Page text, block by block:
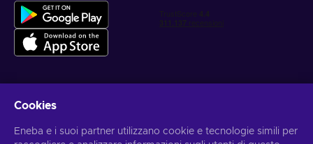
Ottieni offerte di gioco personalizzate
Iscriviti
Cookies
Eneba e i suoi partner utilizzano cookie e tecnologie simili per